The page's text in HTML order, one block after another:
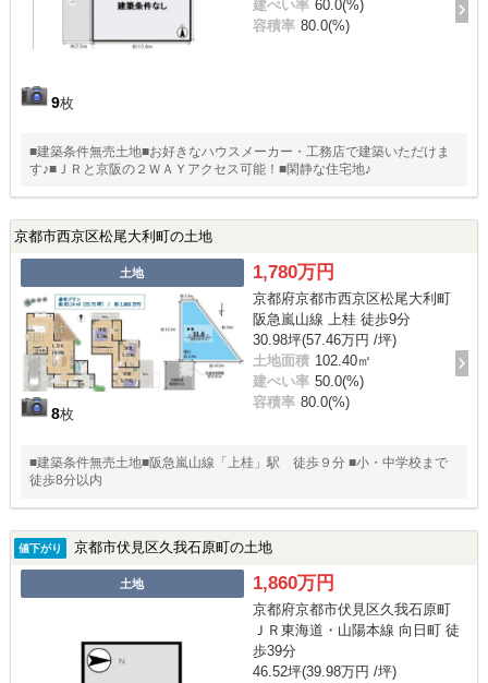
9枚
建ぺい率 60.0(%)
容積率 80.0(%)
■建築条件無売土地■お好きなハウスメーカー・工務店で建築いただけま
す♪■ＪＲと京阪の２ＷＡＹアクセス可能！■閑静な住宅地♪
京都市西京区松尾大利町の土地
土地
8枚
1,780万円
京都府京都市西京区松尾大利町
阪急嵐山線 上桂 徒歩9分
30.98坪(57.46万円 /坪)
土地面積 102.40㎡
建ぺい率 50.0(%)
容積率 80.0(%)
■建築条件無売土地■阪急嵐山線「上桂」駅 徒歩９分 ■小・中学校まで
徒歩8分以内
値下がり 京都市伏見区久我石原町の土地
土地 1,860万円
京都府京都市伏見区久我石原町
ＪＲ東海道・山陽本線 向日町 徒
歩39分
46.52坪(39.98万円 /坪)